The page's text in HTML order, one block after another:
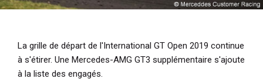
La grille de départ de l'International GT Open 2019 continue
à s'étirer. Une Mercedes-AMG GT3 supplémentaire s'ajoute
à la liste des engagés.